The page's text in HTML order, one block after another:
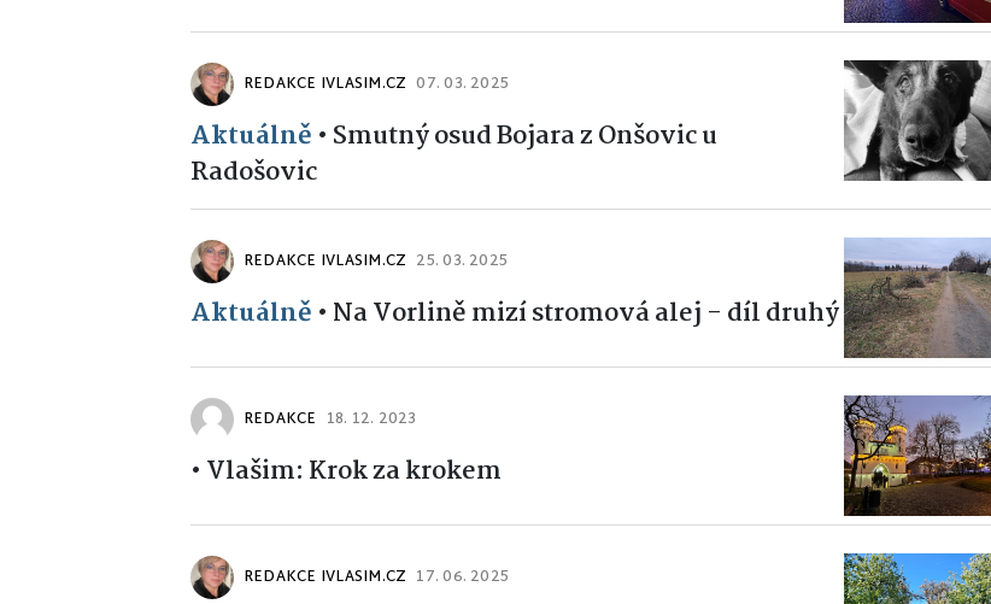
REDAKCE IVLASIM.CZ 07. 03. 2025
Aktuálně • Smutný osud Bojara z Onšovic u
Radošovic
REDAKCE IVLASIM.CZ 25. 03. 2025
Aktuálně • Na Vorlině mizí stromová alej - díl druhý
REDAKCE 18. 12. 2023
• Vlašim: Krok za krokem
REDAKCE IVLASIM.CZ 17. 06. 2025